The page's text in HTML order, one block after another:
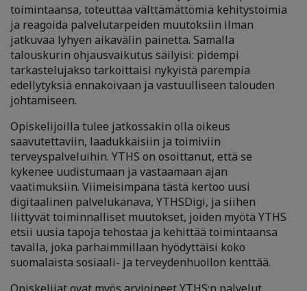
toimintaansa, toteuttaa välttämättömiä kehitystoimia
ja reagoida palvelutarpeiden muutoksiin ilman
jatkuvaa lyhyen aikavälin painetta. Samalla
talouskurin ohjausvaikutus säilyisi: pidempi
tarkastelujakso tarkoittaisi nykyistä parempia
edellytyksiä ennakoivaan ja vastuulliseen talouden
johtamiseen.
Opiskelijoilla tulee jatkossakin olla oikeus
saavutettaviin, laadukkaisiin ja toimiviin
terveyspalveluihin. YTHS on osoittanut, että se
kykenee uudistumaan ja vastaamaan ajan
vaatimuksiin. Viimeisimpänä tästä kertoo uusi
digitaalinen palvelukanava, YTHSDigi, ja siihen
liittyvät toiminnalliset muutokset, joiden myötä YTHS
etsii uusia tapoja tehostaa ja kehittää toimintaansa
tavalla, joka parhaimmillaan hyödyttäisi koko
suomalaista sosiaali- ja terveydenhuollon kenttää.